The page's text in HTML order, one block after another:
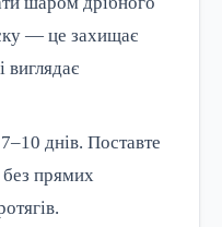
— це захищає
виглядає
днів. Поставте
без прямих